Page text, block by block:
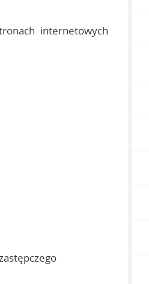
internetowych